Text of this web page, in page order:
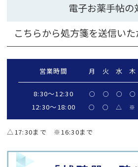
電子お薬手帖の
こちらから処方箋を送信いた
営業時間 月 火 水 木
8:30～12:30 ○ ○ ○ ○
12:30〜18:00 ○ ○ △ ※
△17:30まで ※16:30まで